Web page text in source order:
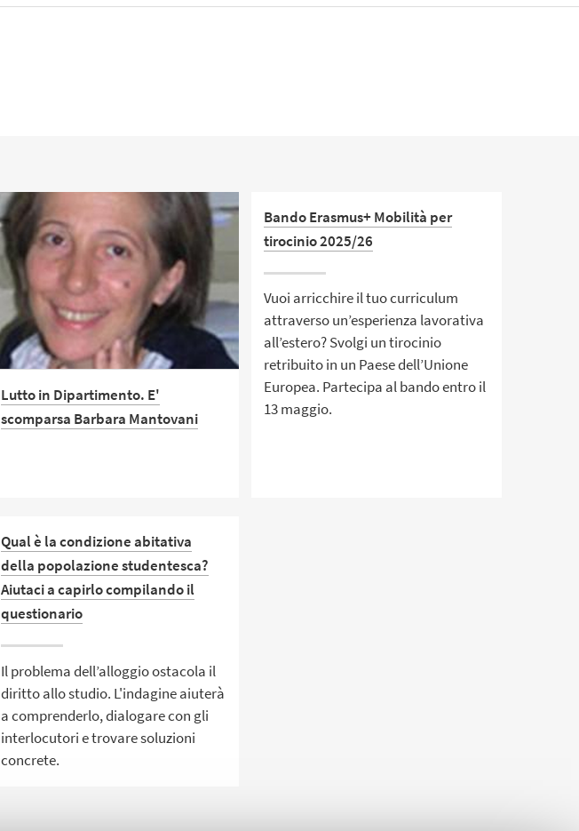
Lutto in Dipartimento. E'
scomparsa Barbara Mantovani
Bando Erasmus+ Mobilità per
tirocinio 2025/26
Vuoi arricchire il tuo curriculum
attraverso un’esperienza lavorativa
all’estero? Svolgi un tirocinio
retribuito in un Paese dell’Unione
Europea. Partecipa al bando entro il
13 maggio.
Qual è la condizione abitativa
della popolazione studentesca?
Aiutaci a capirlo compilando il
questionario
Il problema dell’alloggio ostacola il
diritto allo studio. L'indagine aiuterà
a comprenderlo, dialogare con gli
interlocutori e trovare soluzioni
concrete.